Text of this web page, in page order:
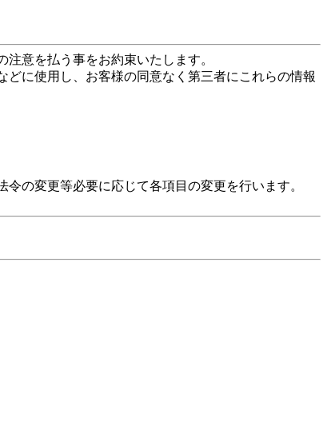
意を払う事をお約束いたします。
に使用し、お客様の同意なく第三者にこれらの情報
の変更等必要に応じて各項目の変更を行います。